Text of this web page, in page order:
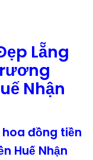
Lẵng
Nhận
hoa đồng tiền
Huế Nhận